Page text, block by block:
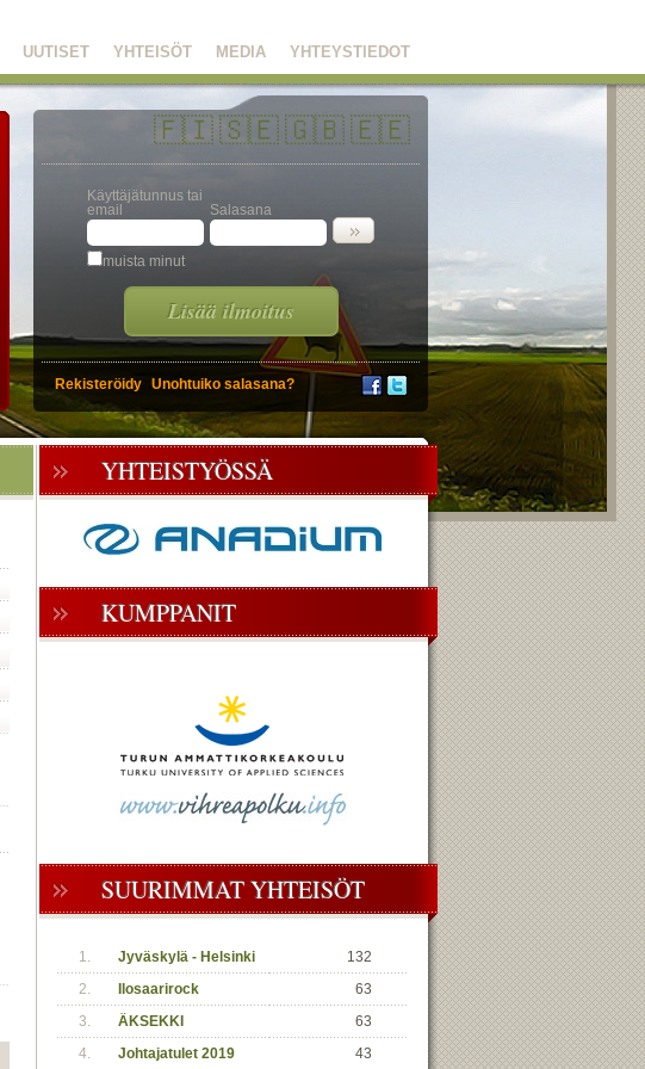
YHTEYSTIEDOT
MEDIA
YHTEISÖT
UUTISET
🇫🇮🇸🇪🇬🇧🇪🇪
Käyttäjätunnus tai
email
Salasana
muista minut
Lisää ilmoitus
Rekisteröidy Unohtuiko salasana?
YHTEISTYÖSSÄ
KUMPPANIT
SUURIMMAT YHTEISÖT
1. Jyväskylä - Helsinki
132
2.
Ilosaarirock
63
3.
ÄKSEKKI
63
4.
Johtajatulet 2019
43